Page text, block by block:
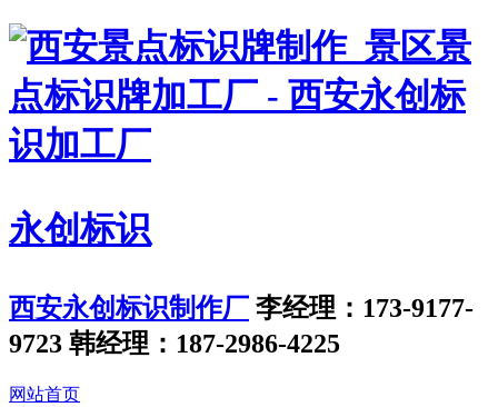
永创标识
西安永创标识制作厂 李经理：173-9177-
9723 韩经理：187-2986-4225
网站首页